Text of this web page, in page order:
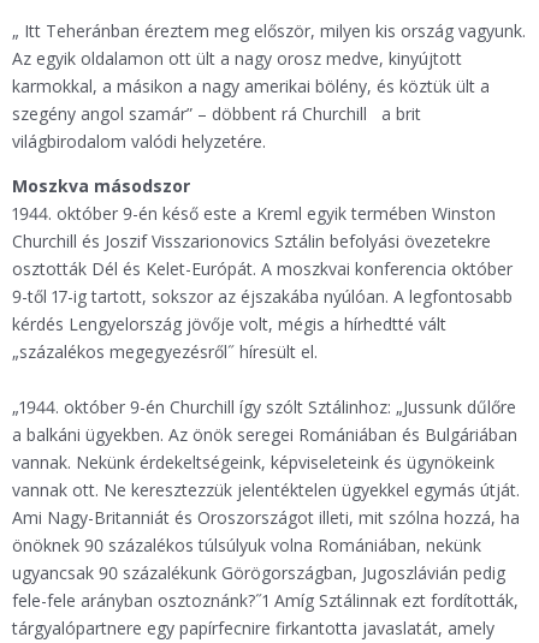
„ Itt Teheránban éreztem meg először, milyen kis ország vagyunk.
Az egyik oldalamon ott ült a nagy orosz medve, kinyújtott
karmokkal, a másikon a nagy amerikai bölény, és köztük ült a
szegény angol szamár” – döbbent rá Churchill a brit
világbirodalom valódi helyzetére.
Moszkva másodszor
1944. október 9-én késő este a Kreml egyik termében Winston
Churchill és Joszif Visszarionovics Sztálin befolyási övezetekre
osztották Dél és Kelet-Európát. A moszkvai konferencia október
9-től 17-ig tartott, sokszor az éjszakába nyúlóan. A legfontosabb
kérdés Lengyelország jövője volt, mégis a hírhedtté vált
„százalékos megegyezésről˝ híresült el.
„1944. október 9-én Churchill így szólt Sztálinhoz: „Jussunk dűlőre
a balkáni ügyekben. Az önök seregei Romániában és Bulgáriában
vannak. Nekünk érdekeltségeink, képviseleteink és ügynökeink
vannak ott. Ne keresztezzük jelentéktelen ügyekkel egymás útját.
Ami Nagy-Britanniát és Oroszországot illeti, mit szólna hozzá, ha
önöknek 90 százalékos túlsúlyuk volna Romániában, nekünk
ugyancsak 90 százalékunk Görögországban, Jugoszlávián pedig
fele-fele arányban osztoznánk?˝1 Amíg Sztálinnak ezt fordították,
tárgyalópartnere egy papírfecnire firkantotta javaslatát, amely